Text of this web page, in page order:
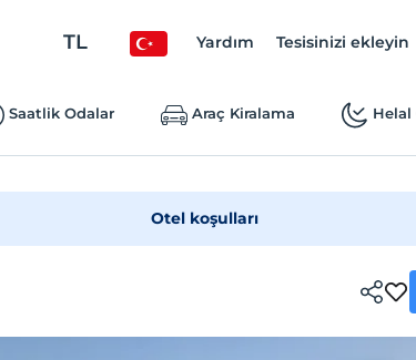
TL Yardım Tesisinizi ekleyin
Saatlik Odalar Araç Kiralama Helal
Otel koşulları